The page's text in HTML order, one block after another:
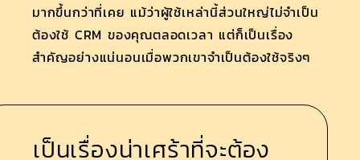
มากขึ้นกว่าที่เคย แม้ว่าผู้ใช้เหล่านี้ส่วนใหญ่ไม่จำเป็น
ต้องใช้ CRM ของคุณตลอดเวลา แต่ก็เป็นเรื่อง
สำคัญอย่างแน่นอนเมื่อพวกเขาจำเป็นต้องใช้จริงๆ
เป็นเรื่องน่าเศร้าที่จะต้อง